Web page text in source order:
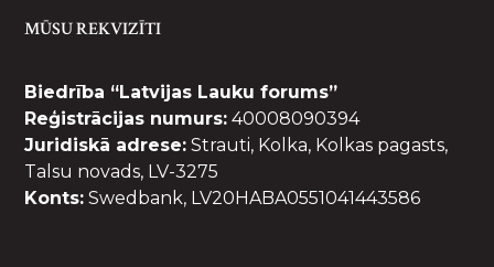
MŪSU REKVIZĪTI
Biedrība “Latvijas Lauku forums”
Reģistrācijas numurs: 40008090394
Juridiskā adrese: Strauti, Kolka, Kolkas pagasts,
Talsu novads, LV-3275
Konts: Swedbank, LV20HABA0551041443586